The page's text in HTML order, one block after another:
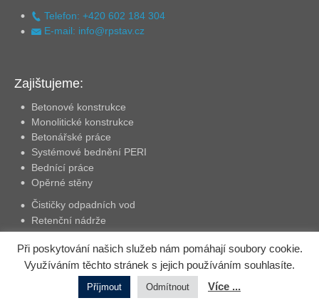
Telefon: +420 602 184 304
E-mail: info@rpstav.cz
Zajištujeme:
Betonové konstrukce
Monolitické konstrukce
Betonářské práce
Systémové bednění PERI
Bednící práce
Opěrné stěny
Čističky odpadních vod
Retenční nádrže
Základové desky, pasy, patky
Dodávka a ukládka betonářské výztuže
Betonové podlahy
Zakládání staveb
Při poskytování našich služeb nám pomáhají soubory cookie.
Využíváním těchto stránek s jejich používáním souhlasíte.
Příjmout Odmítnout Více ...